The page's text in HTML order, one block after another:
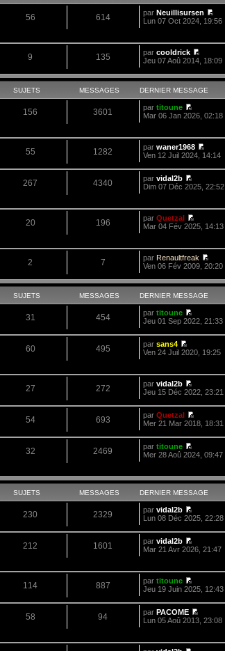
56 614 parNeuillisursen
Lun 07 Oct 2024, 19:56
9 135 parcooldrick
Jeu 07 Aoû 2014, 18:09
SUJETS MESSAGES DERNIER MESSAGE
156 3601 partitoune
Mar 06 Jan 2026, 02:18
55 1282 parwaner1968
Ven 12 Juil 2024, 14:14
267 4340 parvidal2b
Dim 07 Déc 2025, 22:52
20 196 parQuetzal
Mar 04 Fév 2025, 14:13
2 7 parRenaultfreak
Ven 06 Fév 2009, 20:20
SUJETS MESSAGES DERNIER MESSAGE
31 454 partitoune
Jeu 01 Sep 2022, 21:33
60 495 parsans4
Ven 24 Juil 2020, 19:25
27 272 parvidal2b
Jeu 15 Déc 2022, 23:21
54 693 parQuetzal
Mer 21 Mar 2018, 18:31
32 2469 partitoune
Mer 28 Aoû 2024, 09:47
SUJETS MESSAGES DERNIER MESSAGE
230 2329 parvidal2b
Lun 08 Déc 2025, 22:28
212 1601 parvidal2b
Mar 21 Avr 2026, 21:47
114 887 partitoune
Jeu 19 Juin 2025, 12:43
58 94 parPACOME
Lun 05 Aoû 2013, 23:08